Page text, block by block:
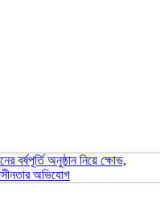
বর্ষপূর্তি অনুষ্ঠান নিয়ে ক্ষোভ,
অভিযোগ